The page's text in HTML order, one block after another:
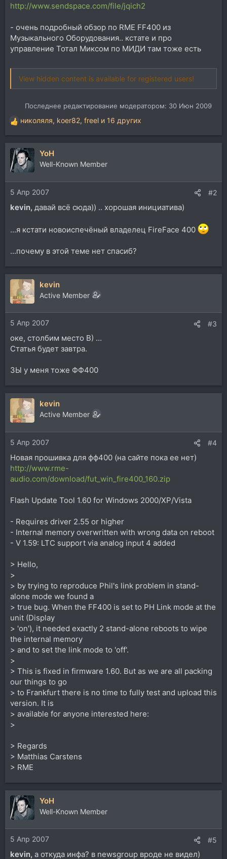
http://www.sendspace.com/file/jqich2
- очень подробный обзор по RME FF400 из
Музыкального Оборудования.. кстате и про
управление Тотал Миксом по МИДИ там тоже есть
View hidden content is available for registered users!
Последнее редактирование модератором: 30 Июн 2009
Р
е
а
к
ц
и
и
:
николяля, koer82, freel и 16 других
YoH
Well-Known Member
5 Апр 2007 #2
kevin, давай всё сюда)) .. хорошая инициатива)
...я кстати новоиспечёный владелец FireFace 400
...почему в этой теме нет спасиб?
kevin
Active Member
5 Апр 2007 #3
оке, столбим место B) ...
Статья будет завтра.
ЗЫ у меня тоже ФФ400
kevin
Active Member
5 Апр 2007 #4
Новая прошивка для фф400 (на сайте пока ее нет)
http://www.rme-
audio.com/download/fut_win_fire400_160.zip
Flash Update Tool 1.60 for Windows 2000/XP/Vista
- Requires driver 2.55 or higher
- Internal memory overwritten with wrong data on reboot
- V 1.59: LTC support via analog input 4 added
> Hello,
>
> by trying to reproduce Phil's link problem in stand-
alone mode we found a
> true bug. When the FF400 is set to PH Link mode at the
unit (Display
> 'on'), it needed exactly 2 stand-alone reboots to wipe
the internal memory
> and to set the link mode to 'off'.
>
> This is fixed in firmware 1.60. But as we are all packing
our things to go
> to Frankfurt there is no time to fully test and upload this
version. It is
> available for anyone interested here:
>
> Regards
> Matthias Carstens
> RME
YoH
Well-Known Member
5 Апр 2007 #5
kevin, а откуда инфа? в newsgroup вроде не видел)